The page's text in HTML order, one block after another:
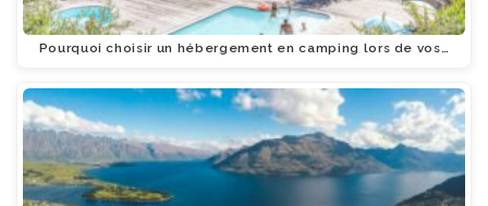
Pourquoi choisir un hébergement en camping lors de vos…